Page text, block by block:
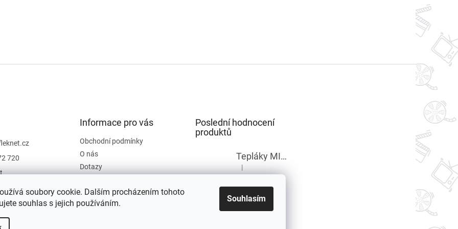
soubory cookie. Dalším procházením tohoto
souhlas s jejich používáním.
Souhlasím
720
Informace pro vás
Obchodní podmínky
O nás
Dotazy
Hodnocení obchodu
Poslední hodnocení
produktů
Tepláky MINECRAFT chlapecké
Hodnocení produktu je 5 z 5 hvězdiček.
|